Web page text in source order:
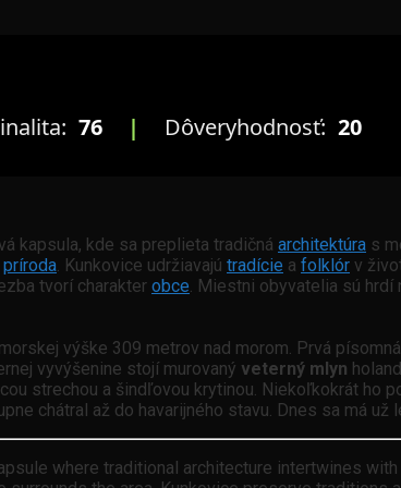
76 | Dôveryhodnosť: 20
kapsula, kde sa preplieta tradičná architektúra s
príroda. Kunkovice udržiavajú tradície a folklór v
tvorí charakter obce. Miestni obyvatelia sú hrdí
výške 309 metrov nad morom. Prvá
vyvýšenine stojí murovaný veterný mlyn
strechou a šindľovou krytinou. Niekoľkokrát ho
chátral až do havarijného stavu. Dnes sa má už
where traditional architecture intertwines